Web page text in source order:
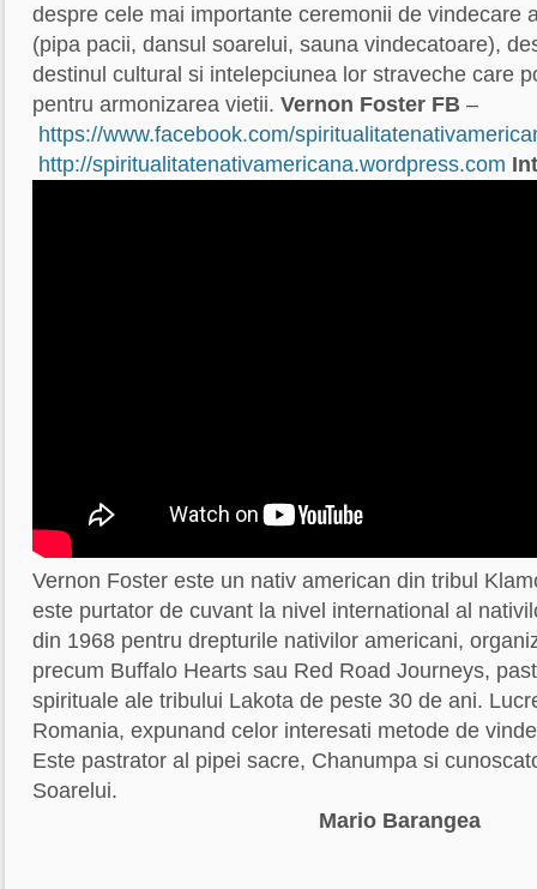
despre cele mai importante ceremonii de vindecare
(pipa pacii, dansul soarelui, sauna vindecatoare),
destinul cultural si intelepciunea lor straveche care
pentru armonizarea vietii. Vernon Foster FB –
https://www.facebook.com/
http://spiritualitatenativamericana.wordpress.com
Vernon Foster este un nativ american din tribul
este purtator de cuvant la nivel international al
din 1968 pentru drepturile nativilor americani,
precum Buffalo Hearts sau Red Road Journeys,
spirituale ale tribului Lakota de peste 30 de ani.
Romania, expunand celor interesati metode de
Este pastrator al pipei sacre, Chanumpa si
Soarelui.
Mario Barangea